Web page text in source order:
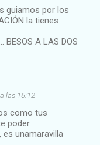
guiamos por los
la tienes
BESOS A LAS DOS
las 16:12
como tus
poder
unamaravilla